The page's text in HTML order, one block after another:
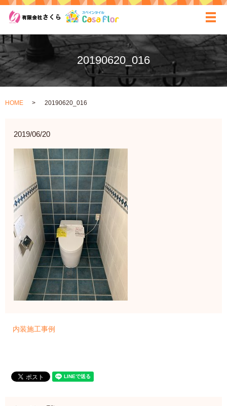
20190620_016
HOME 20190620_016
2019/06/20
内装施工事例